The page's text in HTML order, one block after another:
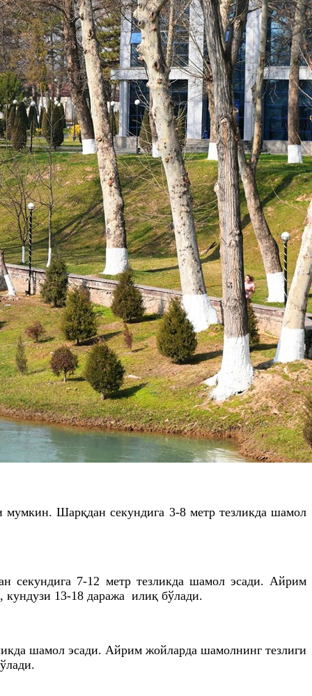
мумкин. Шарқдан секундига 3-8 метр тезликда шамол
секундига 7-12 метр тезликда шамол эсади. Айрим
кундузи 13-18 даража илиқ бўлади.
шамол эсади. Айрим жойларда шамолнинг тезлиги